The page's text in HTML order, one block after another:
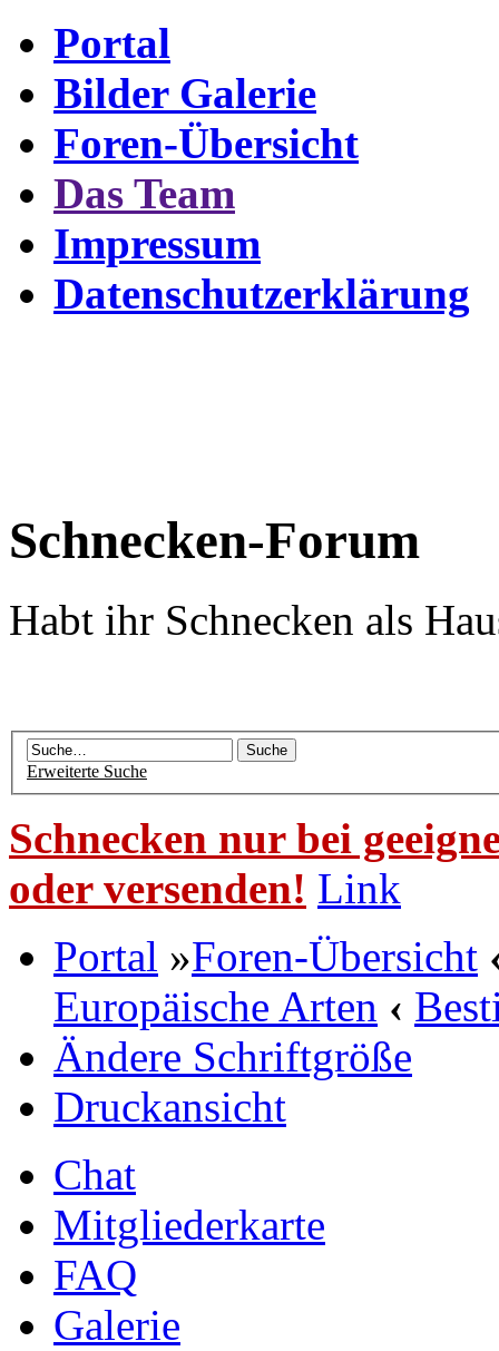
Portal
Bilder Galerie
Foren-Übersicht
Das Team
Impressum
Datenschutzerklärung
Schnecken-Forum
Habt ihr Schnecken als
Erweiterte Suche
Schnecken nur bei
oder versenden! Link
Portal »Foren-Übersicht
Europäische Arten ‹
Ändere Schriftgröße
Druckansicht
Chat
Mitgliederkarte
FAQ
Galerie